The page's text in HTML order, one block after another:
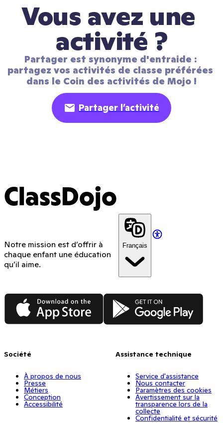
Vous avez une
activité ?
Partager est synonyme d'entraide :
partagez vos activités de classe préférées
dans le Coin des activités de Mojo !
Partager l’activité
ClassDojo
Notre mission est d’offrir à
chaque enfant une éducation
qu’il aime.
Français
App Store Google Play
Société
À propos de nous
Presse
Métiers
Conception
Accessibilité
Assistance technique
Service d'assistance
Nous contacter
Paramètres des cookies
Avertissement sur la
transparence lors de la
collecte
Confidentialité et sécurité